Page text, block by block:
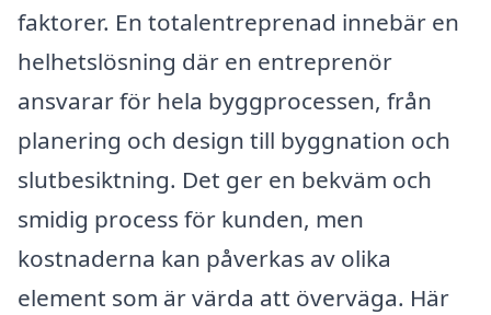
faktorer. En totalentreprenad innebär en
helhetslösning där en entreprenör
ansvarar för hela byggprocessen, från
planering och design till byggnation och
slutbesiktning. Det ger en bekväm och
smidig process för kunden, men
kostnaderna kan påverkas av olika
element som är värda att överväga. Här